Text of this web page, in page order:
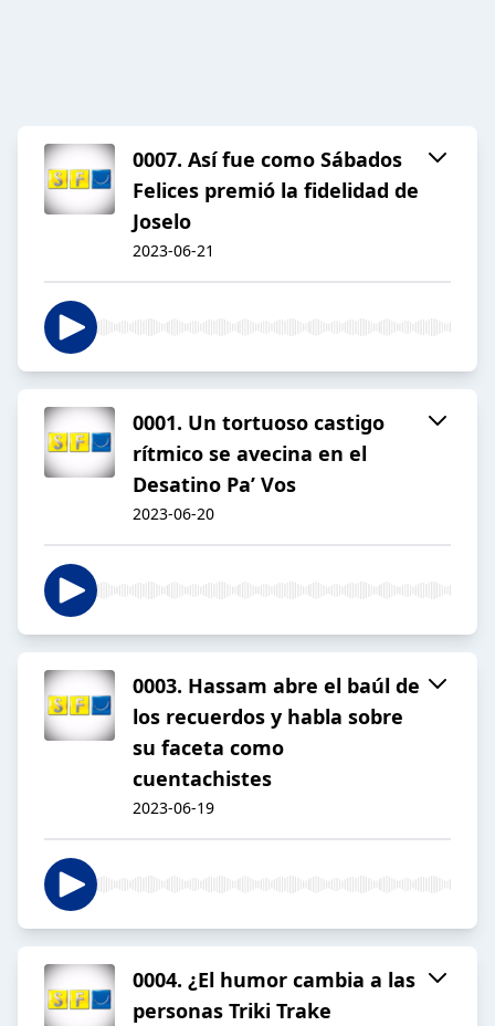
0007. Así fue como Sábados
Felices premió la fidelidad de
Joselo
2023-06-21
0001. Un tortuoso castigo
rítmico se avecina en el
Desatino Pa’ Vos
2023-06-20
0003. Hassam abre el baúl de
los recuerdos y habla sobre
su faceta como
cuentachistes
2023-06-19
0004. ¿El humor cambia a las
personas Triki Trake